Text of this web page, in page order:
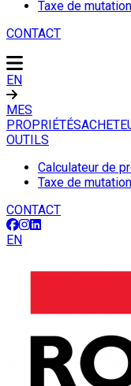
Taxe de mutation
CONTACT
EN
MES
PROPRIÉTÉS
OUTILS
Calculateur de
Taxe de mutation
CONTACT
EN